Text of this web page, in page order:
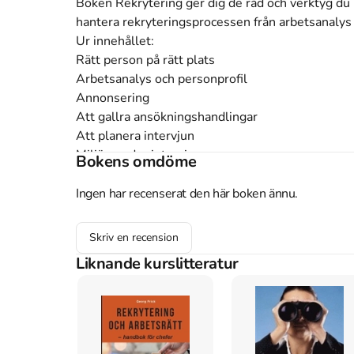
hantera rekryteringsprocessen från
Ur innehållet:
Rätt person på rätt plats
Arbetsanalys och personprofil
Annonsering
Att gallra ansökningshandlingar
Att planera intervjun
Miljön under intervjun
Utvärdering av intervjun
HR-biblioteket är en serie böcker skrivna för dig
chef den kunskap och de handfasta redskap
verksamhetens mål. Författaren Annica
med människor och organisationer i olika
bilaga med mallar som innehåller konkreta
innehåll.
Bokens omdöme
Ingen har recenserat den här boken ännu.
Skriv en recension
Liknande kurslitteratur